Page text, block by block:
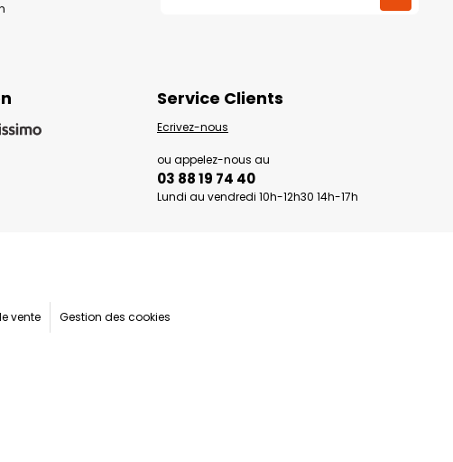
Service Clients
Ecrivez-nous
ou appelez-nous au
03 88 19 74 40
Lundi au vendredi 10h-12h30 14h-17h
vente Gestion des cookies